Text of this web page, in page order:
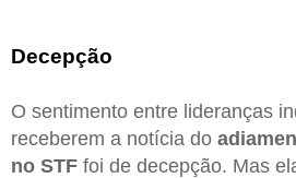
Decepção
O sentimento entre lideranças
receberem a notícia do
no STF foi de decepção. Mas